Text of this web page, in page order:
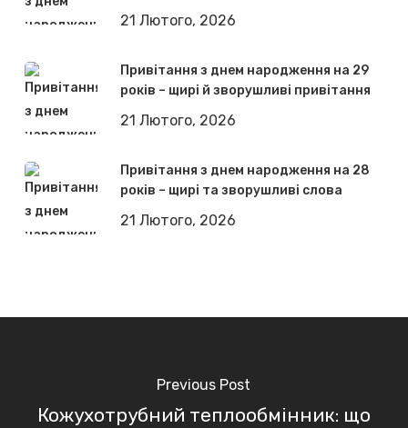
21 Лютого, 2026
Привітання з днем народження на 29
років – щирі й зворушливі привітання
21 Лютого, 2026
Привітання з днем народження на 28
років – щирі та зворушливі слова
21 Лютого, 2026
Previous Post
Кожухотрубний теплообмінник: що